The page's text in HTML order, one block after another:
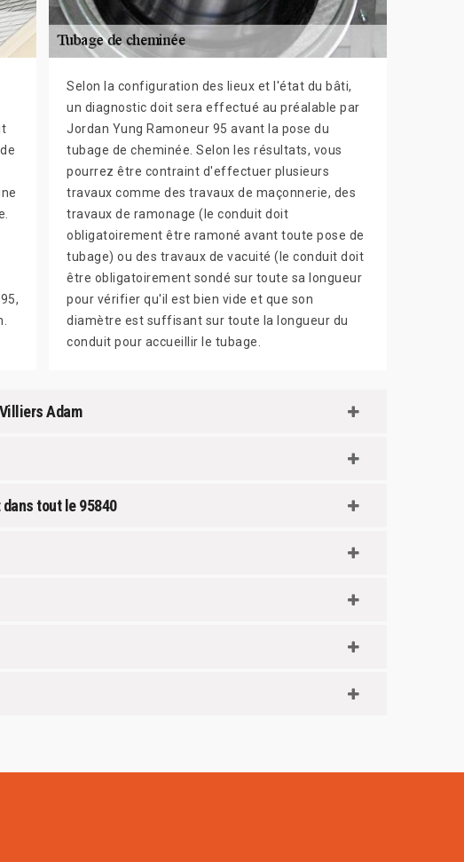
Selon la configuration des lieux et l'état du bâti,
un diagnostic doit sera effectué au préalable par
Jordan Yung Ramoneur 95 avant la pose du
tubage de cheminée. Selon les résultats, vous
pourrez être contraint d'effectuer plusieurs
travaux comme des travaux de maçonnerie, des
travaux de ramonage (le conduit doit
obligatoirement être ramoné avant toute pose de
tubage) ou des travaux de vacuité (le conduit doit
être obligatoirement sondé sur toute sa longueur
pour vérifier qu'il est bien vide et que son
diamètre est suffisant sur toute la longueur du
conduit pour accueillir le tubage.
Adam
tout le 95840